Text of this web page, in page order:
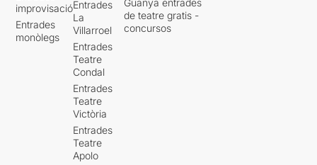
improvisació
Entrades
monòlegs
Entrades
La
Villarroel
Entrades
Teatre
Condal
Entrades
Teatre
Victòria
Entrades
Teatre
Apolo
Guanya entrades
de teatre gratis -
concursos